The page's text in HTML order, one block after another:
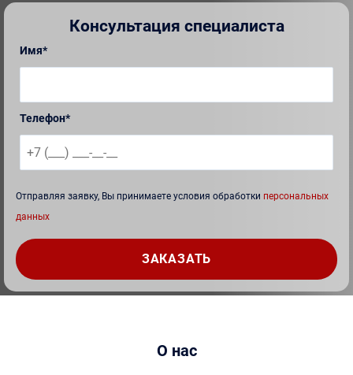
Консультация специалиста
Имя*
Телефон*
Отправляя заявку, Вы принимаете условия обработки персональных
данных
О нас